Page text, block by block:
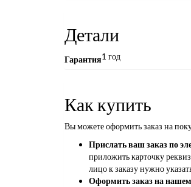
Детали
Гарантия1 год
Как купить
Вы можете оформить заказ на
Прислать ваш заказ по
приложить карточку
лицо к заказу нужно
Оформить заказ на нашем